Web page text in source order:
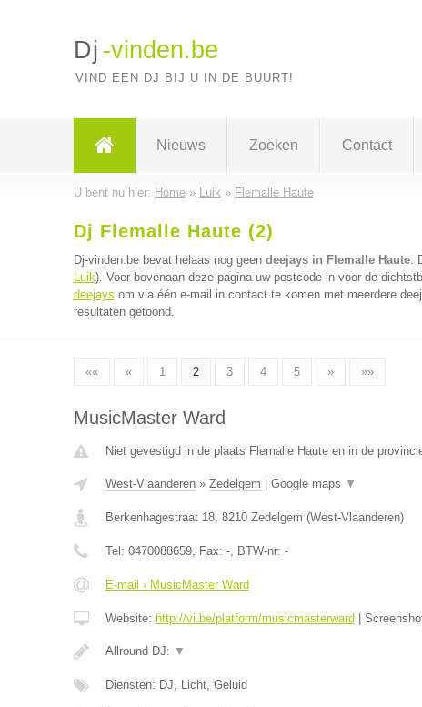
Dj -vinden.be
VIND EEN DJ BIJ U IN DE BUURT!
Nieuws Zoeken Contact
U bent nu hier: Home» Luik » Flemalle Haute
Dj Flemalle Haute (2)
Dj-vinden.be bevat helaas nog geen deejays in Flemalle Haute.
Luik). Voer bovenaan deze pagina uw postcode in voor de
deejays om via één e-mail in contact te komen met meerdere
resultaten getoond.
«« « 1 2 3 4 5 » »»
MusicMaster Ward
Niet gevestigd in de plaats Flemalle Haute en in de
West-Vlaanderen» Zedelgem Google maps ▼
Berkenhagestraat 18, 8210 Zedelgem (West-Vlaanderen)
Tel: 0470088659, Fax: -, BTW-nr: -
E-mail › MusicMaster Ward
Website: http://vi.be/platform/musicmasterward
Allround DJ: ▼
Diensten: DJ, Licht, Geluid